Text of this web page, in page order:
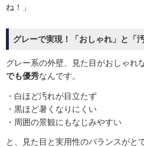
ね！」
グレーで実現！「おしゃれ」と「
グレー系の外壁、見た目がおしゃれ
でも優秀なんです。
・白ほど汚れが目立たず
・黒ほど暑くなりにくい
・周囲の景観にもなじみやすい
と、見た目と実用性のバランスがと